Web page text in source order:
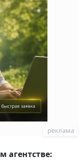
реклама
агентстве: